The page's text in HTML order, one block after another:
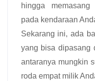
hingga
pada kendaraan
Sekarang ini, ada
yang bisa dipasang
antaranya mungkin
roda empat milik